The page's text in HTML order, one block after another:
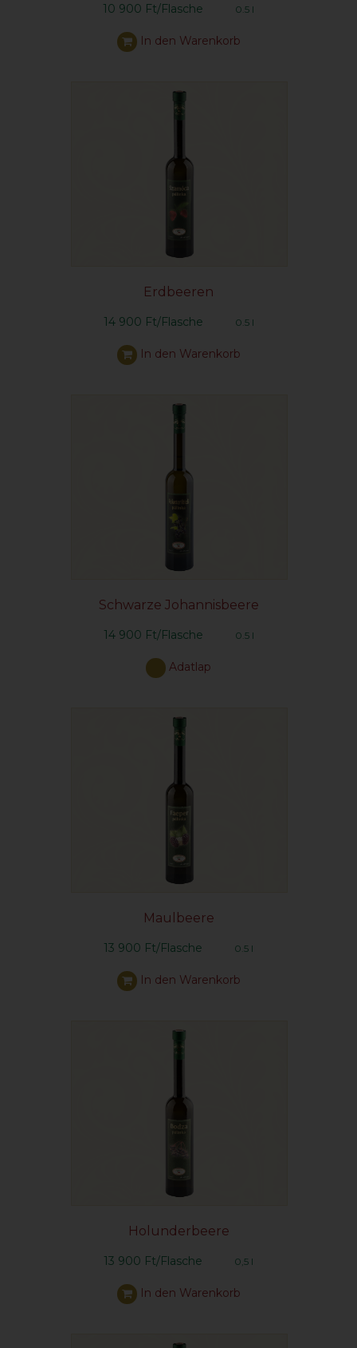
10 900 Ft/Flasche 0.5 l
In den Warenkorb
Erdbeeren
14 900 Ft/Flasche 0.5 l
In den Warenkorb
Schwarze Johannisbeere
14 900 Ft/Flasche 0.5 l
Adatlap
Maulbeere
13 900 Ft/Flasche 0.5 l
In den Warenkorb
Holunderbeere
13 900 Ft/Flasche 0,5 l
In den Warenkorb